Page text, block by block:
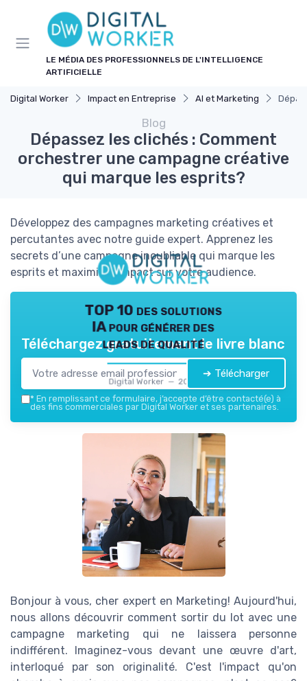
LE MÉDIA DES PROFESSIONNELS DE L'INTELLIGENCE
ARTIFICIELLE
Digital Worker Impact en Entreprise AI et Marketing
Blog
Dépassez les clichés : Comment
orchestrer une campagne créative
qui marque les esprits?
Développez des campagnes marketing créatives et
percutantes avec notre guide expert. Apprenez les
secrets d’une campagne inoubliable qui marque les
esprits et maximise l'impact sur votre audience.
TOP 10 des solutions
IA pour générer des
leads de qualité
Digital Worker — 2026
Téléchargez gratuitement le livre blanc
➔ Télécharger
* En remplissant ce formulaire, j’accepte d’être contacté(e) à
des fins commerciales par Digital Worker et ses partenaires.
Bonjour à vous, cher expert en Marketing! Aujourd'hui,
nous allons découvrir comment sortir du lot avec une
campagne marketing qui ne laissera personne
indifférent. Imaginez-vous devant une œuvre d'art,
interloqué par son originalité. C'est l'impact qu'on